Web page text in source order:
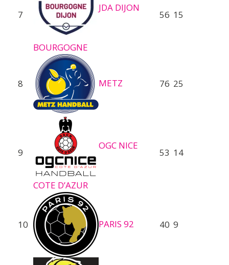
7
JDA DIJON
BOURGOGNE
56 15
8 METZ 76 25
9
OGC NICE
COTE D’AZUR
53 14
10 PARIS 92 40 9